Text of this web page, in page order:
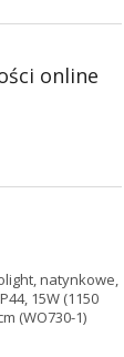
online
natynkowe,
15W (1150
(WO730-1)